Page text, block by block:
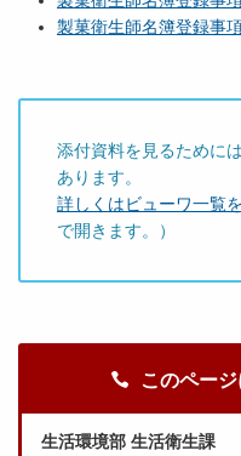
製菓衛生師名簿登録事
添付資料を見るために
あります。
詳しくはビューワ一覧
で開きます。）
このペー
生活環境部 生活衛生課